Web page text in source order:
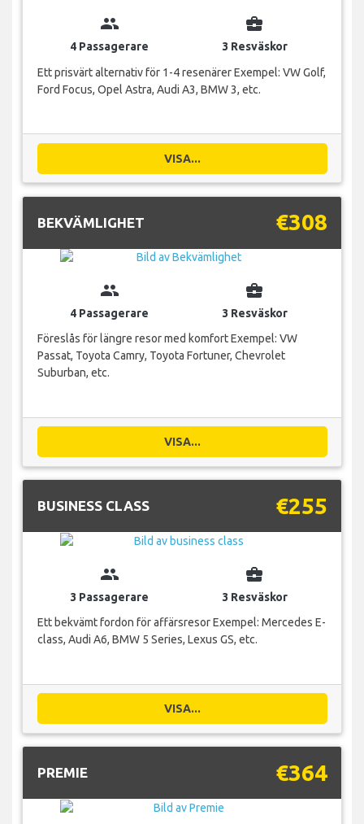
group
4 Passagerare
business_center
3 Resväskor
Ett prisvärt alternativ för 1-4 resenärer Exempel: VW Golf,
Ford Focus, Opel Astra, Audi A3, BMW 3, etc.
VISA...
BEKVÄMLIGHET €308
group
4 Passagerare
business_center
3 Resväskor
Föreslås för längre resor med komfort Exempel: VW
Passat, Toyota Camry, Toyota Fortuner, Chevrolet
Suburban, etc.
VISA...
BUSINESS CLASS €255
group
3 Passagerare
business_center
3 Resväskor
Ett bekvämt fordon för affärsresor Exempel: Mercedes E-
class, Audi A6, BMW 5 Series, Lexus GS, etc.
VISA...
PREMIE €364